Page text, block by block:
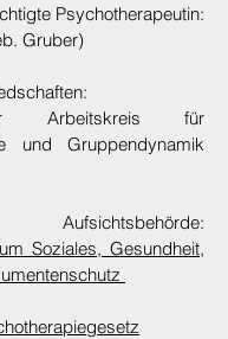
Psychotherapeutin:
Gruber)
Arbeitskreis für
und Gruppendynamik
Soziales, Gesundheit,